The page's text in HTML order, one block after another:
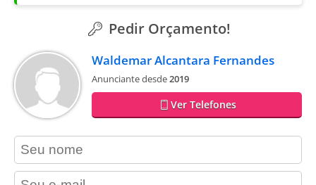
Pedir Orçamento!
Waldemar Alcantara Fernandes
Anunciante desde2019
Ver Telefones
contact_name
contact_email